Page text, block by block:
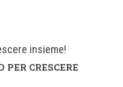
insieme!
CRESCERE